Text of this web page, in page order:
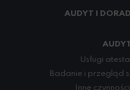
AUDYT I
Usługi
Badanie i przegląd
Inne